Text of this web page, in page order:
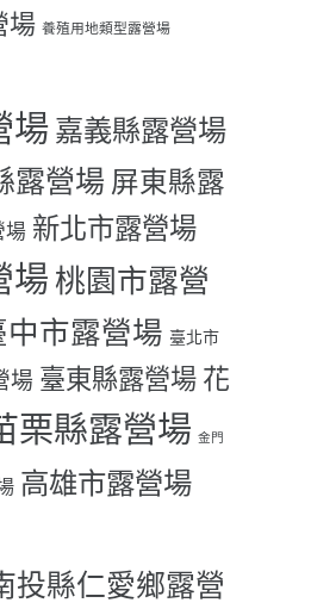
場 養殖用地類型露營場
場 嘉義縣露營場
露營場 屏東縣露
場 新北市露營場
場 桃園市露營
中市露營場 臺北市
場 臺東縣露營場 花
栗縣露營場 金門
高雄市露營場
投縣仁愛鄉露營